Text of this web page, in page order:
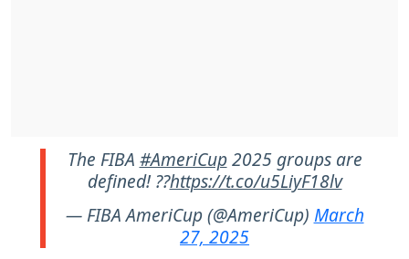
The FIBA #AmeriCup2025 groups are
defined! ??https://t.co/u5LiyF18lv
— FIBA AmeriCup (@AmeriCup) March
27, 2025